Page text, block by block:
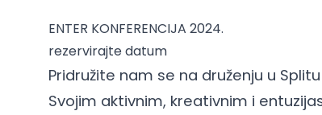
ENTER KONFERENCIJA 2024.
rezervirajte datum
Pridružite nam se na druženju u
Svojim aktivnim, kreativnim i